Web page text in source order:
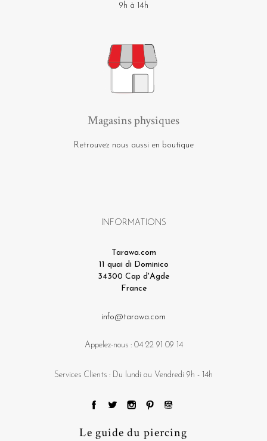
9h à 14h
Magasins physiques
Retrouvez nous aussi en boutique
INFORMATIONS
Tarawa.com
11 quai di Dominico
34300 Cap d'Agde
France
info@tarawa.com
Appelez-nous : 04 22 91 09 14
Services Clients : Du lundi au Vendredi 9h - 14h
Le guide du piercing